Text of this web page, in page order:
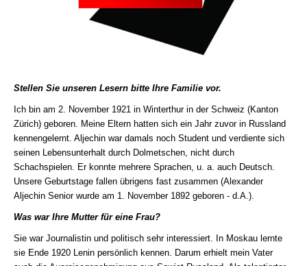
Stellen Sie unseren Lesern bitte Ihre Familie vor.
Ich bin am 2. November 1921 in Winterthur in der Schweiz (Kanton
Zürich) geboren. Meine Eltern hatten sich ein Jahr zuvor in Russland
kennengelernt. Aljechin war damals noch Student und verdiente sich
seinen Lebensunterhalt durch Dolmetschen, nicht durch
Schachspielen. Er konnte mehrere Sprachen, u. a. auch Deutsch.
Unsere Geburtstage fallen übrigens fast zusammen (Alexander
Aljechin Senior wurde am 1. November 1892 geboren - d.A.).
Was war Ihre Mutter für eine Frau?
Sie war Journalistin und politisch sehr interessiert. In Moskau lernte
sie Ende 1920 Lenin persönlich kennen. Darum erhielt mein Vater